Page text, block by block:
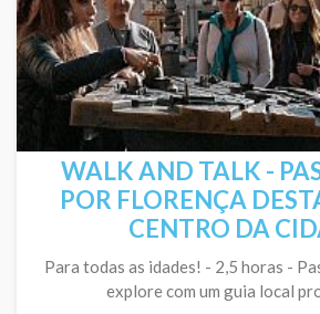
WALK AND TALK -
POR FLORENÇA
CENTRO DA
Para todas as idades! - 2,5 horas -
explore com um guia local